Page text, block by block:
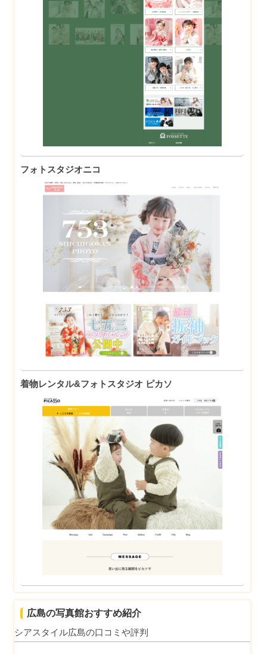
フォトスタジオニコ
着物レンタル&フォトスタジオ ピカソ
広島の写真館おすすめ紹介
シアスタイル広島の口コミや評判